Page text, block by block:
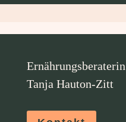
Tanja Hauton-Zitt